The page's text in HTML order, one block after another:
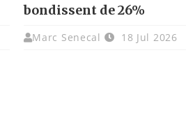
bondissent de 26%
Marc Senecal 18 Jul 2026